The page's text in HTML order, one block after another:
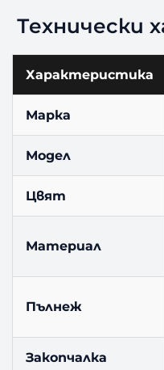
Технически
Характеристика
Марка
Модел
Цвят
Материал
Пълнеж
Закопчалка